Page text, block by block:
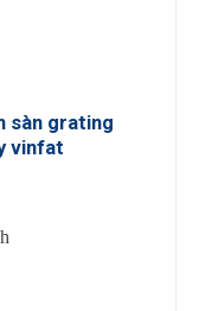
sàn grating
vinfat